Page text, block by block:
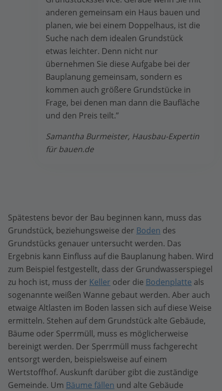
anderen gemeinsam ein Haus bauen und
planen, wie bei einem Doppelhaus, ist die
Suche nach dem idealen Grundstück
etwas leichter. Denn nicht nur
übernehmen Sie diese Aufgabe bei der
Bauplanung gemeinsam, sondern es
kommen auch größere Grundstücke in
Frage, bei denen man dann die Baufläche
und den Preis teilt.”
Samantha Burmeister, Hausbau-Expertin
für bauen.de
Spätestens bevor der Bau beginnen kann, muss das
Grundstück, beziehungsweise der Boden des
Grundstücks genauer untersucht werden. Das
Ergebnis kann Einfluss auf die Bauplanung haben. Wird
zum Beispiel festgestellt, dass der Grundwasserspiegel
zu hoch ist, muss der Keller oder die Bodenplatte als
sogenannte weißen Wanne gebaut werden. Aber auch
etwaige Altlasten im Boden lassen sich auf diese Weise
ermitteln. Stehen auf dem Grundstück alte Gebäude,
Bäume oder Sperrmüll, muss es möglicherweise
bereinigt werden. Der Sperrmüll muss fachgerecht
entsorgt werden, beispielsweise auf einem
Wertstoffhof. Auskunft darüber gibt die zuständige
Gemeinde. Um Bäume fällen und alte Gebäude